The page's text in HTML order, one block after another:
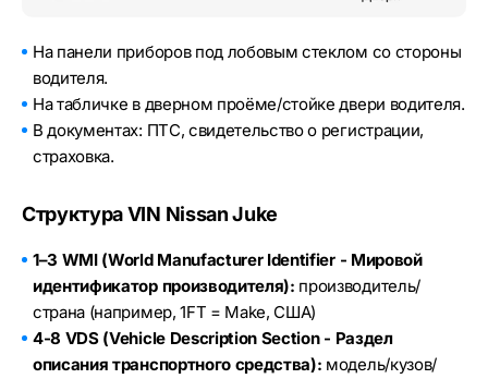
На панели приборов под лобовым стеклом со стороны
водителя.
На табличке в дверном проёме/стойке двери водителя.
В документах: ПТС, свидетельство о регистрации,
страховка.
Структура VIN Nissan Juke
1–3 WMI (World Manufacturer Identifier - Мировой
идентификатор производителя): производитель/
страна (например, 1FT = Make, США)
4-8 VDS (Vehicle Description Section - Раздел
описания транспортного средства): модель/кузов/